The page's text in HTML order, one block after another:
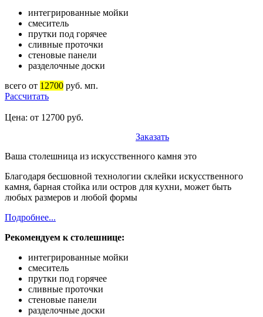
интегрированные мойки
смеситель
прутки под горячее
сливные проточки
стеновые панели
разделочные доски
всего от 12700 руб. мп.
Рассчитать
Цена: от 12700 руб.
Заказать
Ваша столешница из искусственного камня это
Благодаря бесшовной технологии склейки искусственного
камня, барная стойка или остров для кухни, может быть
любых размеров и любой формы
Подробнее...
Рекомендуем к столешнице:
интегрированные мойки
смеситель
прутки под горячее
сливные проточки
стеновые панели
разделочные доски